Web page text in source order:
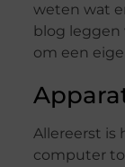
weten wat
blog
om een
Allereerst is
computer